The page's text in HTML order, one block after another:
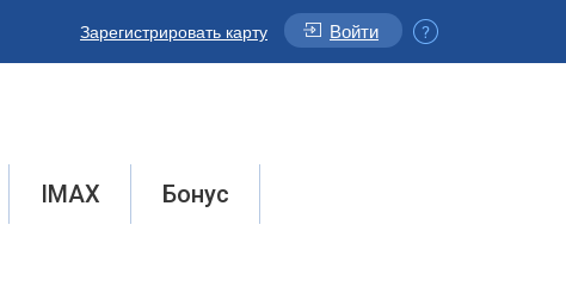
Зарегистрировать карту Войти
IMAX Бонус